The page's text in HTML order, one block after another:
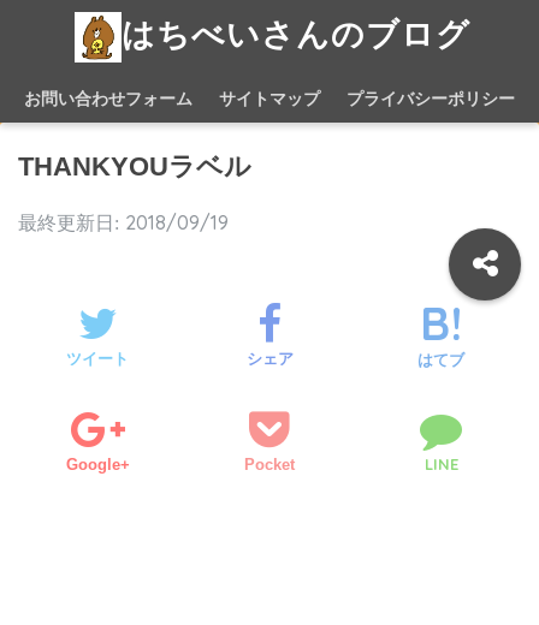
はちべいさんのブログ
お問い合わせフォーム サイトマップ プライバシーポリシー
THANKYOUラベル
2018/09/19
ツイート シェア はてブ
Google+ Pocket LINE